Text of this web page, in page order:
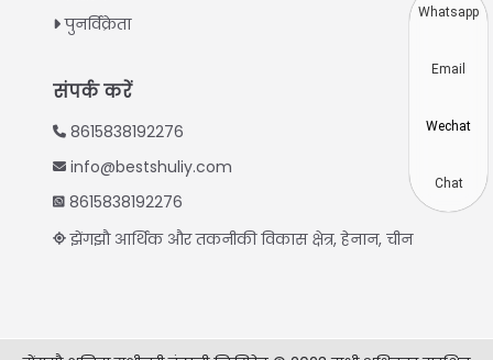
पुनर्विक्रेता
संपर्क करें
8615838192276
info@bestshuliy.com
8615838192276
झेंगझौ आर्थिक और तकनीकी विकास क्षेत्र, हेनान, चीन
Korean
Whatsapp
Email
Wechat
Chat